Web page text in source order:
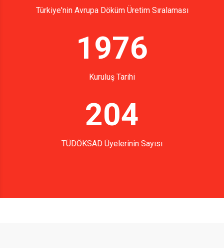
Türkiye'nin Avrupa Döküm Üretim Sıralaması
1976
Kuruluş Tarihi
204
TÜDÖKSAD Üyelerinin Sayısı